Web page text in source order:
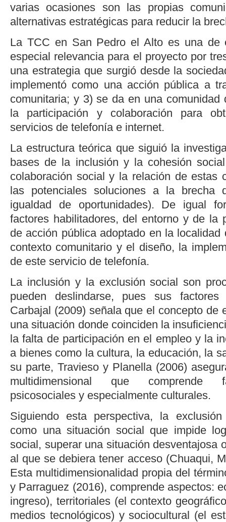
varias ocasiones son las propias
alternativas estratégicas para reducir la
La TCC en San Pedro el Alto es una de
especial relevancia para el proyecto por
una estrategia que surgió desde la
implementó como una acción pública a
comunitaria; y 3) se da en una comunidad
la participación y colaboración para
servicios de telefonía e internet.
La estructura teórica que siguió la
bases de la inclusión y la cohesión
colaboración social y la relación de estas
las potenciales soluciones a la brecha
igualdad de oportunidades). De igual
factores habilitadores, del entorno y de la
de acción pública adoptado en la
contexto comunitario y el diseño, la
de este servicio de telefonía.
La inclusión y la exclusión social son
pueden deslindarse, pues sus factores
Carbajal (2009) señala que el concepto de
una situación donde coinciden la
la falta de participación en el empleo y la
a bienes como la cultura, la educación, la
su parte, Travieso y Planella (2006)
multidimensional que comprende
psicosociales y especialmente culturales.
Siguiendo esta perspectiva, la
como una situación social que impide
social, superar una situación desventajosa
al que se debiera tener acceso (Chuaqui,
Esta multidimensionalidad propia del
y Parraguez (2016), comprende aspectos:
ingreso), territoriales (el contexto
medios tecnológicos) y sociocultural (el